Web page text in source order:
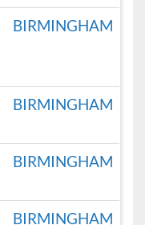
BIRMINGHAM
BIRMINGHAM
BIRMINGHAM
BIRMINGHAM